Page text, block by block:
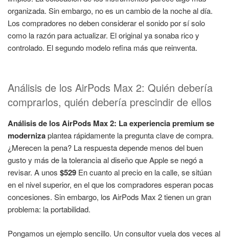
organizada. Sin embargo, no es un cambio de la noche al día.
Los compradores no deben considerar el sonido por sí solo
como la razón para actualizar. El original ya sonaba rico y
controlado. El segundo modelo refina más que reinventa.
Análisis de los AirPods Max 2: Quién debería
comprarlos, quién debería prescindir de ellos
Análisis de los AirPods Max 2: La experiencia premium se
modernizaplantea rápidamente la pregunta clave de compra.
¿Merecen la pena? La respuesta depende menos del buen
gusto y más de la tolerancia al diseño que Apple se negó a
revisar. A unos $529 En cuanto al precio en la calle, se sitúan
en el nivel superior, en el que los compradores esperan pocas
concesiones. Sin embargo, los AirPods Max 2 tienen un gran
problema: la portabilidad.
Pongamos un ejemplo sencillo. Un consultor vuela dos veces al